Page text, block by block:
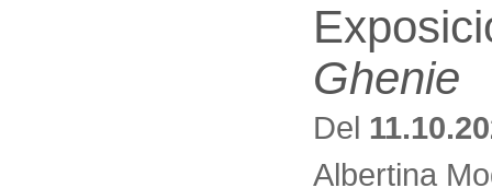
Ghenie
Del
Albertina